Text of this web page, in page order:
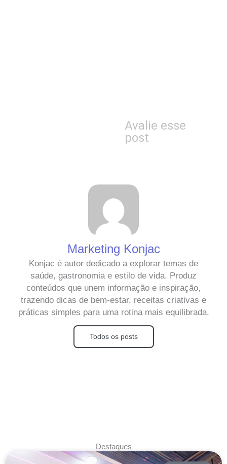
Avalie esse
post
Marketing Konjac
Konjac é autor dedicado a explorar temas de
saúde, gastronomia e estilo de vida. Produz
conteúdos que unem informação e inspiração,
trazendo dicas de bem-estar, receitas criativas e
práticas simples para uma rotina mais equilibrada.
Todos os posts
Destaques